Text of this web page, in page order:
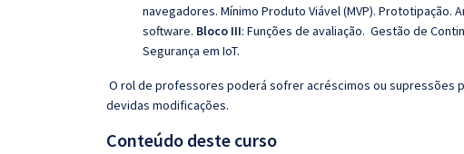
navegadores. Mínimo Produto Viável (MVP).
software. Bloco III: Funções de avaliação. Gestão de
Segurança em IoT.
O rol de professores poderá sofrer acréscimos ou supressões
devidas modificações.
Conteúdo deste curso